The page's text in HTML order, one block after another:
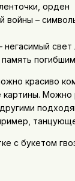
орден
войны –
негасимый
красиво
Можно
с букетом